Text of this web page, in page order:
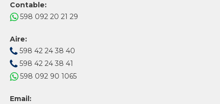
Contable:
598 092 20 21 29
Aire:
598 42 24 38 40
598 42 24 38 41
598 092 90 1065
Email: